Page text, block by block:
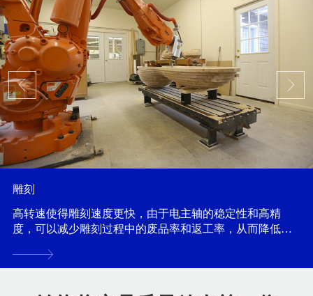
雕刻
高转速使得雕刻速度更快，由于电主轴的稳定性和高精
度，可以减少雕刻过程中的废品率和返工率，从而降低雕